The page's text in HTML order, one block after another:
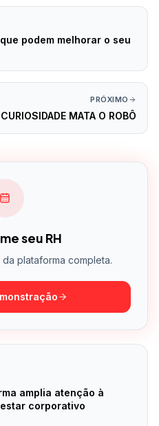
podem melhorar o seu
PRÓXIMO
MATA O ROBÔ
seu RH
plataforma completa.
amplia atenção à
corporativo